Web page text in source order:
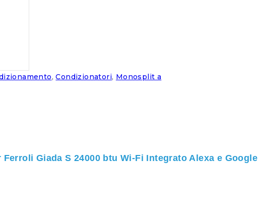
,Condizionatori, Monosplit a
Giada S 24000 btu Wi-Fi Integrato Alexa e Google